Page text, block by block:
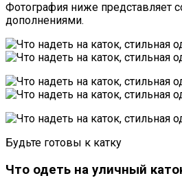
Фотография ниже представляет
дополнениями.
Будьте готовы к катку
Что одеть на уличный